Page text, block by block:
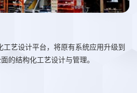
艺设计平台，将原有系统应用升级到
的结构化工艺设计与管理。